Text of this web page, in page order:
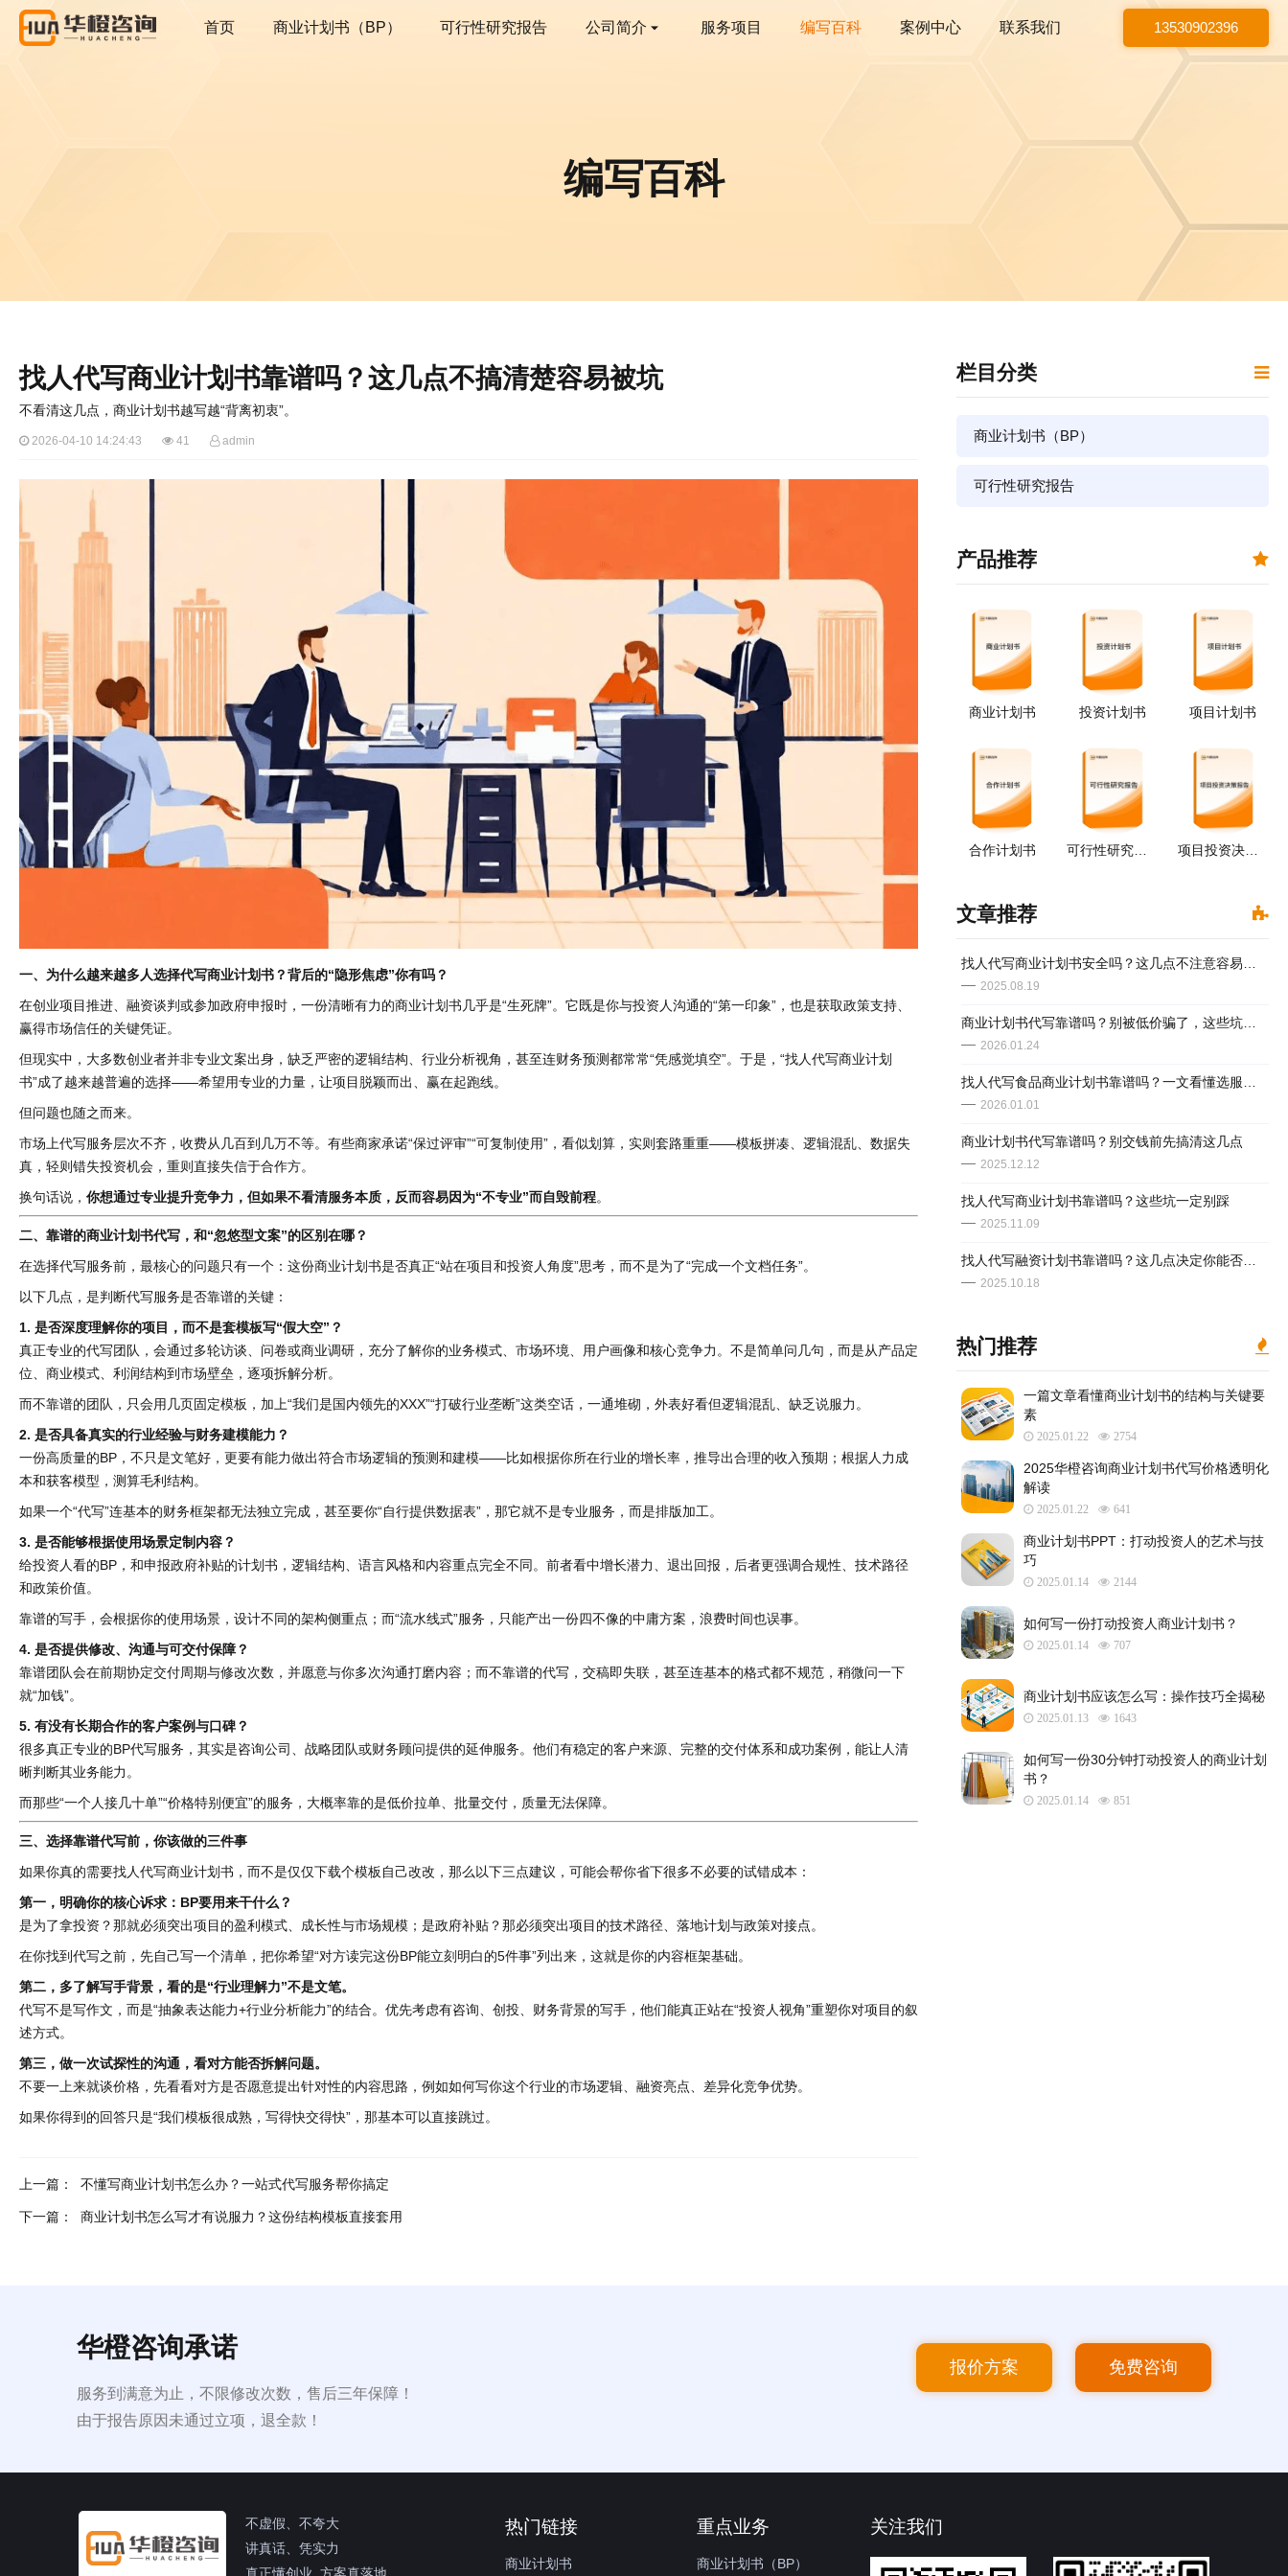
首页 商业计划书（BP） 可行性研究报告 公司简介 服务项目 编写百科 案例中心 联系我们 13530902396
编写百科
找人代写商业计划书靠谱吗？这几点不搞清楚容易被坑
不看清这几点，商业计划书越写越“背离初衷”。
2026-04-10 14:24:43 41 admin
一、为什么越来越多人选择代写商业计划书？背后的“隐形焦虑”你有吗？
在创业项目推进、融资谈判或参加政府申报时，一份清晰有力的商业计划书几乎是“生死牌”。它既是你与投资人沟通的“第一印象”，也是获取政策支持、
赢得市场信任的关键凭证。
但现实中，大多数创业者并非专业文案出身，缺乏严密的逻辑结构、行业分析视角，甚至连财务预测都常常“凭感觉填空”。于是，“找人代写商业计划
书”成了越来越普遍的选择——希望用专业的力量，让项目脱颖而出、赢在起跑线。
但问题也随之而来。
市场上代写服务层次不齐，收费从几百到几万不等。有些商家承诺“保过评审”“可复制使用”，看似划算，实则套路重重——模板拼凑、逻辑混乱、数据失
真，轻则错失投资机会，重则直接失信于合作方。
换句话说， 你想通过专业提升竞争力，但如果不看清服务本质，反而容易因为“不专业”而自毁前程。
二、靠谱的商业计划书代写，和“忽悠型文案”的区别在哪？
在选择代写服务前，最核心的问题只有一个：这份商业计划书是否真正“站在项目和投资人角度”思考，而不是为了“完成一个文档任务”。
以下几点，是判断代写服务是否靠谱的关键：
1. 是否深度理解你的项目，而不是套模板写“假大空”？
真正专业的代写团队，会通过多轮访谈、问卷或商业调研，充分了解你的业务模式、市场环境、用户画像和核心竞争力。不是简单问几句，而是从产品定
位、商业模式、利润结构到市场壁垒，逐项拆解分析。
而不靠谱的团队，只会用几页固定模板，加上“我们是国内领先的XXX”“打破行业垄断”这类空话，一通堆砌，外表好看但逻辑混乱、缺乏说服力。
2. 是否具备真实的行业经验与财务建模能力？
一份高质量的BP，不只是文笔好，更要有能力做出符合市场逻辑的预测和建模——比如根据你所在行业的增长率，推导出合理的收入预期；根据人力成
本和获客模型，测算毛利结构。
如果一个“代写”连基本的财务框架都无法独立完成，甚至要你“自行提供数据表”，那它就不是专业服务，而是排版加工。
3. 是否能够根据使用场景定制内容？
给投资人看的BP，和申报政府补贴的计划书，逻辑结构、语言风格和内容重点完全不同。前者看中增长潜力、退出回报，后者更强调合规性、技术路径
和政策价值。
靠谱的写手，会根据你的使用场景，设计不同的架构侧重点；而“流水线式”服务，只能产出一份四不像的中庸方案，浪费时间也误事。
4. 是否提供修改、沟通与可交付保障？
靠谱团队会在前期协定交付周期与修改次数，并愿意与你多次沟通打磨内容；而不靠谱的代写，交稿即失联，甚至连基本的格式都不规范，稍微问一下
就“加钱”。
5. 有没有长期合作的客户案例与口碑？
很多真正专业的BP代写服务，其实是咨询公司、战略团队或财务顾问提供的延伸服务。他们有稳定的客户来源、完整的交付体系和成功案例，能让人清
晰判断其业务能力。
而那些“一个人接几十单”“价格特别便宜”的服务，大概率靠的是低价拉单、批量交付，质量无法保障。
三、选择靠谱代写前，你该做的三件事
如果你真的需要找人代写商业计划书，而不是仅仅下载个模板自己改改，那么以下三点建议，可能会帮你省下很多不必要的试错成本：
第一，明确你的核心诉求：BP要用来干什么？
是为了拿投资？那就必须突出项目的盈利模式、成长性与市场规模；是政府补贴？那必须突出项目的技术路径、落地计划与政策对接点。
在你找到代写之前，先自己写一个清单，把你希望“对方读完这份BP能立刻明白的5件事”列出来，这就是你的内容框架基础。
第二，多了解写手背景，看的是“行业理解力”不是文笔。
代写不是写作文，而是“抽象表达能力+行业分析能力”的结合。优先考虑有咨询、创投、财务背景的写手，他们能真正站在“投资人视角”重塑你对项目的叙
述方式。
第三，做一次试探性的沟通，看对方能否拆解问题。
不要一上来就谈价格，先看看对方是否愿意提出针对性的内容思路，例如如何写你这个行业的市场逻辑、融资亮点、差异化竞争优势。
如果你得到的回答只是“我们模板很成熟，写得快交得快”，那基本可以直接跳过。
上一篇： ​不懂写商业计划书怎么办？一站式代写服务帮你搞定
下一篇： ​商业计划书怎么写才有说服力？这份结构模板直接套用
栏目分类
商业计划书（BP）
可行性研究报告
产品推荐
商业计划书 投资计划书 项目计划书
合作计划书 项目投资决策报告
文章推荐
2025.08.19
2026.01.24
2026.01.01
商业计划书代写靠谱吗？别交钱前先搞清这几点
2025.12.12
找人代写商业计划书靠谱吗？这些坑一定别踩
2025.11.09
2025.10.18
热门推荐
一篇文章看懂商业计划书的结构与关键要
素
2025.01.22 2754
2025华橙咨询商业计划书代写价格透明化
解读
2025.01.22 641
​商业计划书PPT：打动投资人的艺术与技
巧
2025.01.14 2144
如何写一份打动投资人商业计划书？
2025.01.14 707
商业计划书应该怎么写：操作技巧全揭秘
2025.01.13 1643
如何写一份30分钟打动投资人的商业计划
书？
2025.01.14 851
华橙咨询承诺
服务到满意为止，不限修改次数，售后三年保障！
由于报告原因未通过立项，退全款！
报价方案 免费咨询
不虚假、不夸大
讲真话、凭实力
热门链接
商业计划书
重点业务
商业计划书（BP）
关注我们